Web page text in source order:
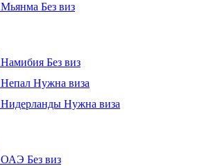
Мьянма Без виз
Намибия Без виз
Непал Нужна виза
Нидерланды Нужна виза
ОАЭ Без виз